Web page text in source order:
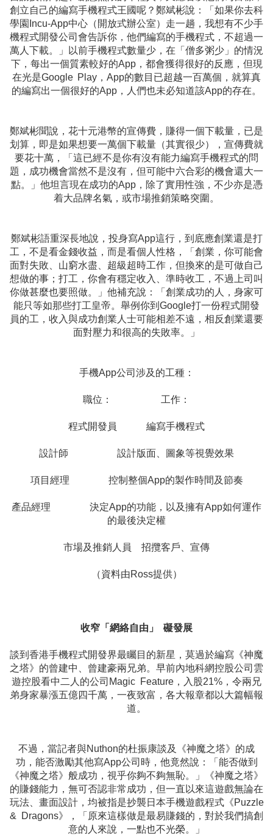
創立自己的編寫手機程式王國呢？鄭斌彬說：「如果你去科
學園Incu-App中心（開放式辦公室）走一趟，我想有不少手
機程式開發公司會告訴你，他們編寫的手機程式，不超過一
萬人下載。」以前手機程式數量少，在「僧多粥少」的情況
下，每出一個質素較好的App，都會獲得很好的反應，但現
在光是Google Play，App的數目已超越一百萬個，就算真
的編寫出一個很好的App，人們也未必知道該App的存在。
鄭斌彬聞說，花十元港幣的宣傳費，賺得一個下載量，已是
划算，即是如果想要一萬個下載量（其實很少），宣傳費就
要花十萬，「這已經不是你有沒有能力編寫手機程式的問
題，成功機會當然不是沒有，但可能中六合彩的機會還大一
點。」他坦言現在成功的App，除了實用性強，不少亦是憑
着大品牌名氣，或市場推銷策略突圍。
鄭斌彬語重深長地說，投身寫App這行，到底應創業還是打
工，不是看金錢收益，而是看個人性格，「創業，你可能會
面對失敗、山窮水盡、超級超時工作，但換來的是可做自己
想做的事；打工，你會有穩定收入、準時收工，不過上司叫
你做甚麼也要照做。」他補充說：「創業成功的人，身家可
能只等如那些打工皇帝。舉例你到Google打一份程式開發
員的工，收入與成功創業人士可能相差不遠，相反創業還要
面對壓力和很高的失敗率。」
手機App公司涉及的工種：
職位： 工作：
程式開發員 編寫手機程式
設計師 設計版面、圖象等視覺效果
項目經理 控制整個App的製作時間及節奏
產品經理 決定App的功能，以及擁有App如何運作
的最後決定權
市場及推銷人員 招攬客戶、宣傳
（資料由Ross提供）
收窄「網絡自由」 礙發展
談到香港手機程式開發界最矚目的新星，莫過於編寫《神魔
之塔》的曾建中、曾建豪兩兄弟。早前內地科網控股公司雲
遊控股看中二人的公司Magic Feature，入股21%，令兩兄
弟身家暴漲五億四千萬，一夜致富，各大報章都以大篇幅報
道。
不過，當記者與Nuthon的杜振康談及《神魔之塔》的成
功，能否激勵其他寫App公司時，他竟然說：「能否做到
《神魔之塔》般成功，視乎你夠不夠無恥。」《神魔之塔》
的賺錢能力，無可否認非常成功，但一直以來這遊戲無論在
玩法、畫面設計，均被指是抄襲日本手機遊戲程式《Puzzle
& Dragons》，「原來這樣做是最易賺錢的，對於我們搞創
意的人來說，一點也不光榮。」